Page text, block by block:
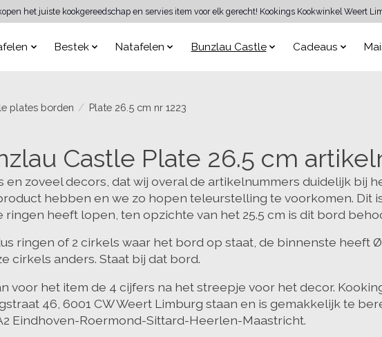
het juiste kookgereedschap en servies item voor elk gerecht! Kookings Kookwinkel Weert
Bestek Natafelen Bunzlau Castle Cadeaus
plates borden / Plate 26.5 cm nr 1223
Castle Plate 26.5 cm
en zoveel decors, dat wij overal de artikelnummers duidelijk bij
hebben en we zo hopen teleurstelling te voorkomen.
heeft lopen, ten opzichte van het 25.5 cm is dit bord
ringen of 2 cirkels waar het bord op staat, de binnenste heeft
cirkels anders. Staat bij dat bord.
voor het item de 4 cijfers na het streepje voor het decor.
46, 6001 CW Weert Limburg staan en is gemakkelijk te
Eindhoven-Roermond-Sittard-Heerlen-Maastricht.